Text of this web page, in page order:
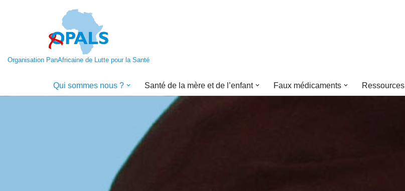
Organisation PanAfricaine de Lutte pour la Santé
Qui sommes nous ? Santé de la mère et de l’enfant Faux médicaments Ressources